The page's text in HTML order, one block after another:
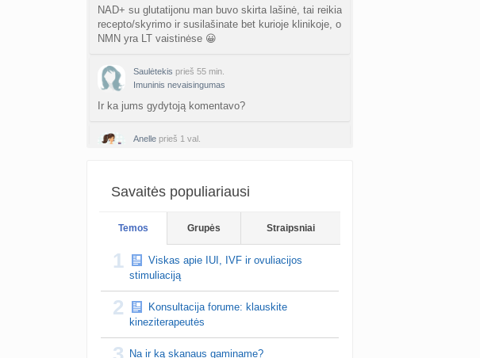
NAD+ su glutatijonu man buvo skirta lašinė, tai reikia
recepto/skyrimo ir susilašinate bet kurioje klinikoje, o
NMN yra LT vaistinėse 😀
Saulėtekis prieš 55 min.
Imuninis nevaisingumas
Ir ka jums gydytoją komentavo?
Anelle prieš 1 val.
siuos iklotus ir ju kokybe. Tai tikrai padare gera
ispudi. Nusipirkau ir dienininius ir m…
Savaitės populiariausi
Temos Grupės Straipsniai
1
Viskas apie IUI, IVF ir ovuliacijos
stimuliaciją
2
Konsultacija forume: klauskite
kineziterapeutės
Na ir ką skanaus gaminame?